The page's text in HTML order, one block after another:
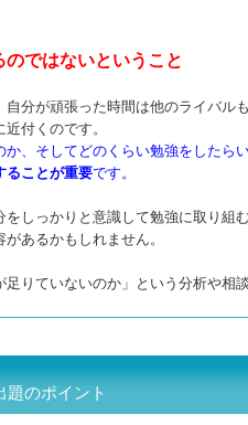
ではないということ
分が頑張った時間は他のライバル
付くのです。
か、そしてどのくらい勉強をしたら
ることが重要です。
しっかりと意識して勉強に取り組
あるかもしれません。
足りていないのか」という分析や相
のポイント